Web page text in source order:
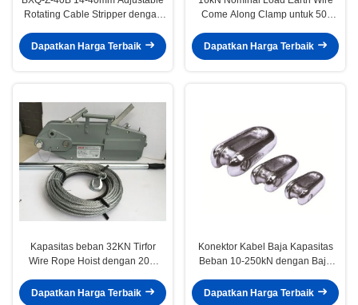
Rotating Cable Stripper dengan
Desain Ringan 1,04kg
Dapatkan Harga Terbaik
Come Along Clamp untuk 50-
rahang paralel
Dapatkan Harga Terbaik
Kapasitas beban 32KN Tirfor
Wire Rope Hoist dengan 20m
Pulling Winch untuk konstruksi
Dapatkan Harga Terbaik
Konektor Kabel Baja Kapasitas
Beban 10-250kN dengan Baja
Permukaan Galvanis untuk
Dapatkan Harga Terbaik